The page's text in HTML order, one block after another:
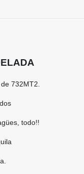
732MT2.
todo!!